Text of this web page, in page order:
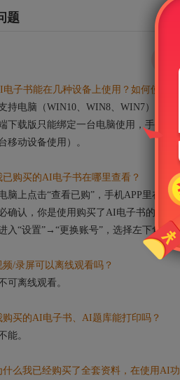
题
书能在几种设备上使用？如何使用？
电脑（WIN10、WIN8、WIN7）、手
下载版只能绑定一台电脑使用，手机
移动设备使用）。
买的AI电子书在哪里查看？
上点击“查看已购”，手机APP里在“我
认，你是使用购买了AI电子书的账号
入“设置”→“更换账号”，选择左下角的
录屏可以离线观看吗？
离线观看。
的AI电子书、AI题库能打印吗？
。
我已经购买了全套资料，在使用AI功